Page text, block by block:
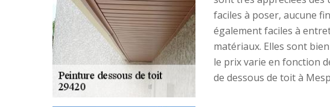
faciles à poser, aucune
également faciles à
matériaux. Elles sont
le prix varie en fonction
de dessous de toit à